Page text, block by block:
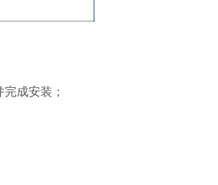
成安装；